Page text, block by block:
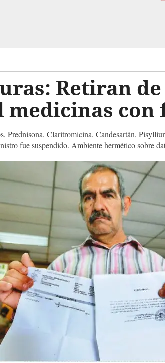
Retiran
medicinas con
Prednisona, Claritromicina, Candesartán,
fue suspendido. Ambiente hermético sobre